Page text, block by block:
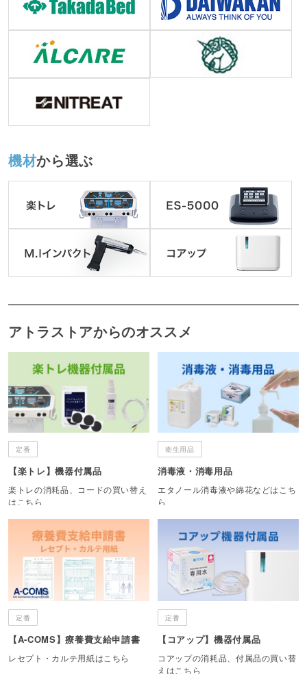
機材から選ぶ
アトラストアからのオススメ
定番
【楽トレ】機器付属品
楽トレの消耗品、コードの買い替え
はこちら
衛生用品
消毒液・消毒用品
エタノール消毒液や綿花などはこち
ら
定番
【A-COMS】療養費支給申請書
レセプト・カルテ用紙はこちら
定番
【コアップ】機器付属品
コアップの消耗品、付属品の買い替
えはこちら